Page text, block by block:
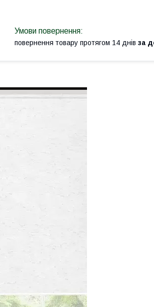
повернення товару протягом 14 днів за